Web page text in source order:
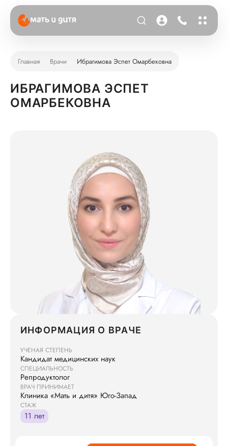
Главная Врачи Ибрагимова Эспет Омарбековна
ИБРАГИМОВА ЭСПЕТ
ОМАРБЕКОВНА
ИНФОРМАЦИЯ О ВРАЧЕ
УЧЕНАЯ СТЕПЕНЬ
Кандидат медицинских наук
СПЕЦИАЛЬНОСТЬ
Репродуктолог
ВРАЧ ПРИНИМАЕТ
Клиника «Мать и дитя» Юго-Запад
СТАЖ
11 лет